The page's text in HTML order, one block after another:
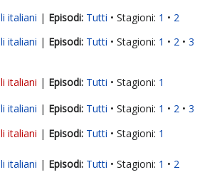
italiani | Tutti Stagioni: 1
2
italiani | Tutti Stagioni: 1 2
3
italiani | Tutti Stagioni: 1
italiani | Tutti Stagioni: 1 2
3
italiani | Tutti Stagioni: 1
italiani | Tutti Stagioni: 1 2